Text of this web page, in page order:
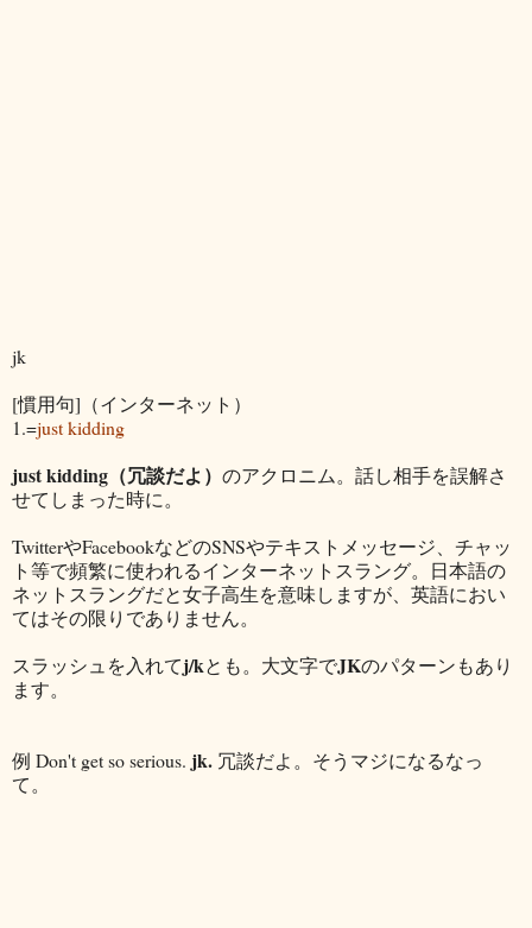
jk
[慣用句]（インターネット）
1.=just kidding
just kidding（冗談だよ） のアクロニム。話し相手を誤解さ
せてしまった時に。
TwitterやFacebookなどのSNSやテキストメッセージ、チャッ
ト等で頻繁に使われるインターネットスラング。日本語の
ネットスラングだと女子高生を意味しますが、英語におい
てはその限りでありません。
スラッシュを入れてj/kとも。大文字でJKのパターンもあり
ます。
例 Don't get so serious. jk. 冗談だよ。そうマジになるなっ
て。